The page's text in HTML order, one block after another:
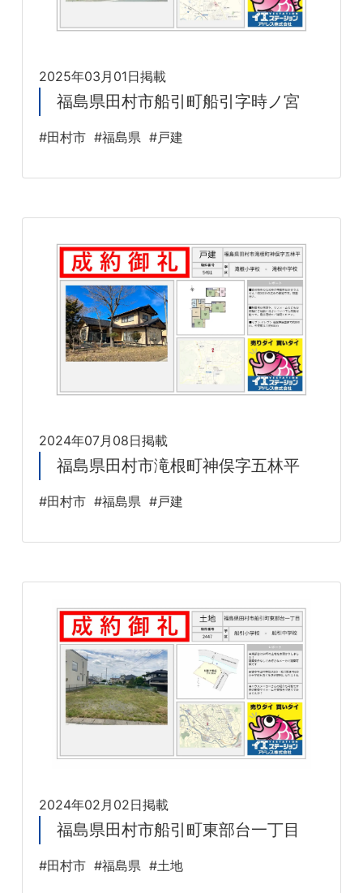
2025年03月01日掲載
福島県田村市船引町船引字時ノ宮
#田村市 #福島県 #戸建
2024年07月08日掲載
福島県田村市滝根町神俣字五林平
#田村市 #福島県 #戸建
2024年02月02日掲載
福島県田村市船引町東部台一丁目
#田村市 #福島県 #土地